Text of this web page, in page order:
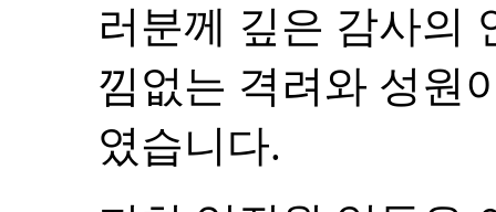
러분께 깊은 감사의
낌없는 격려와 성원
였습니다.